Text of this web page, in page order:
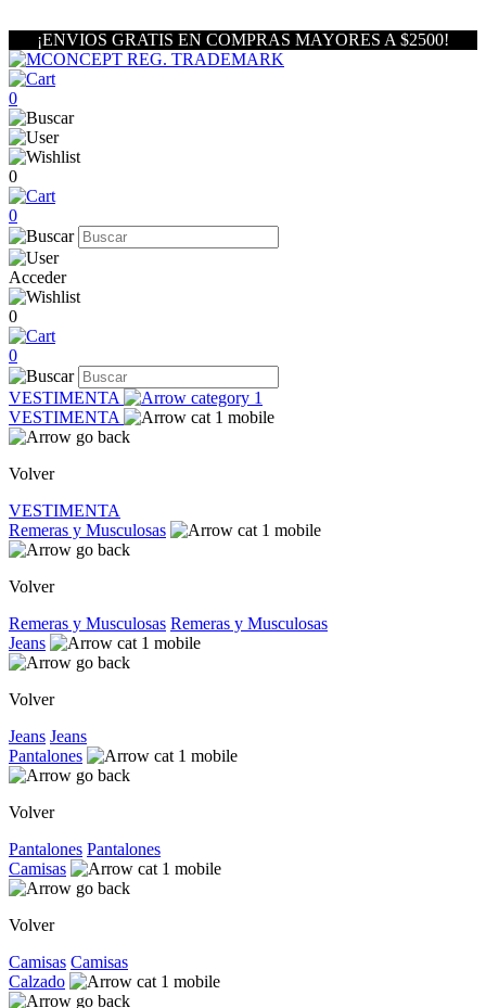
¡ENVIOS GRATIS EN COMPRAS MAYORES A $2500!
0
0
0
Acceder
0
0
VESTIMENTA
VESTIMENTA
Volver
VESTIMENTA
Remeras y Musculosas
Volver
Remeras y Musculosas Remeras y Musculosas
Jeans
Volver
Jeans Jeans
Pantalones
Volver
Pantalones Pantalones
Camisas
Volver
Camisas Camisas
Calzado